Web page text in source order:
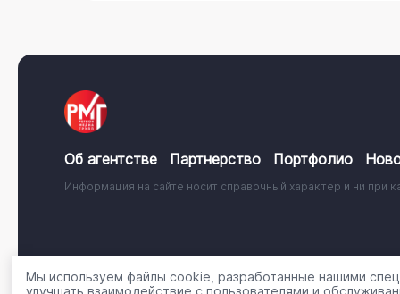
Об агентстве Партнерство Портфолио
Информация на сайте носит справочный характер и ни при
© 2001 - 2026, ООО «Регион Медиа Групп» Политика
Мы используем файлы cookie, разработанные нашими
улучшать взаимодействие с пользователями и